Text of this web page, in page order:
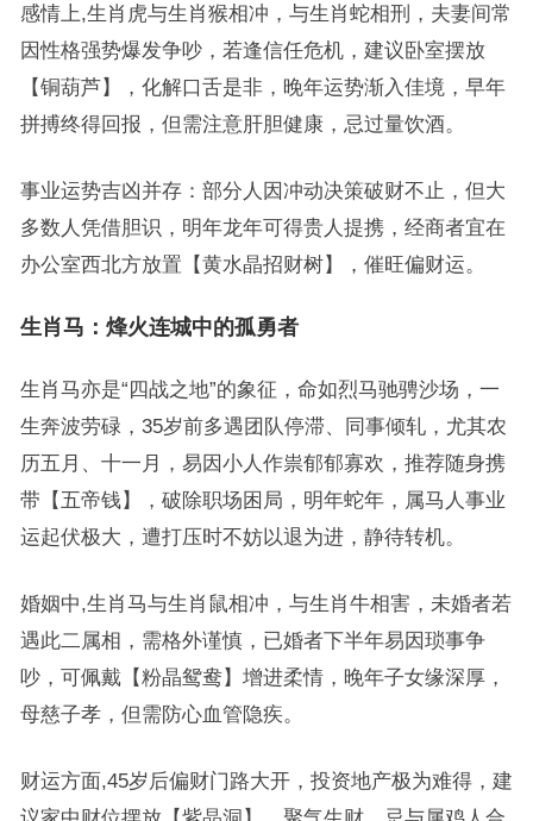
感情上,生肖虎与生肖猴相冲，与生肖蛇相刑，夫妻间常
因性格强势爆发争吵，若逢信任危机，建议卧室摆放
【铜葫芦】，化解口舌是非，晚年运势渐入佳境，早年
拼搏终得回报，但需注意肝胆健康，忌过量饮酒。
事业运势吉凶并存：部分人因冲动决策破财不止，但大
多数人凭借胆识，明年龙年可得贵人提携，经商者宜在
办公室西北方放置【黄水晶招财树】，催旺偏财运。
生肖马：烽火连城中的孤勇者
生肖马亦是“四战之地”的象征，命如烈马驰骋沙场，一
生奔波劳碌，35岁前多遇团队停滞、同事倾轧，尤其农
历五月、十一月，易因小人作祟郁郁寡欢，推荐随身携
带【五帝钱】，破除职场困局，明年蛇年，属马人事业
运起伏极大，遭打压时不妨以退为进，静待转机。
婚姻中,生肖马与生肖鼠相冲，与生肖牛相害，未婚者若
遇此二属相，需格外谨慎，已婚者下半年易因琐事争
吵，可佩戴【粉晶鸳鸯】增进柔情，晚年子女缘深厚，
母慈子孝，但需防心血管隐疾。
财运方面,45岁后偏财门路大开，投资地产极为难得，建